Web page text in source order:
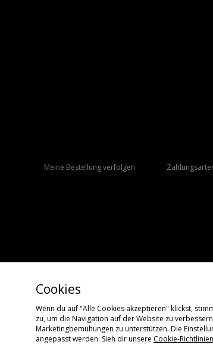
Meine Bestellung verfolgen
Copyright © 2026 size? Alle Rechte vorbehalten.
Cookies
Wenn du auf "Alle Cookies akzeptieren" klickst,
zu, um die Navigation auf der Website zu
Marketingbemühungen zu unterstützen. Die
angepasst werden. Sieh dir unsere Cookie-Richtlinien